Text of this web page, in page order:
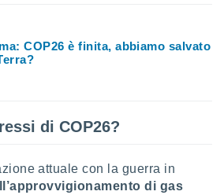
COP26 è finita, abbiamo salvato
di COP26?
attuale con la guerra in
di gas